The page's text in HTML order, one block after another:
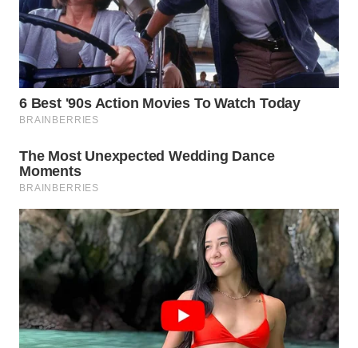
WN
TAPANULI
SELATAN
WN
TANJUNG
LESUNG
WN
KARO
WN
SIMALUNGUN
WN